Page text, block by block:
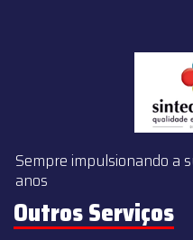
Sempre impulsionando a
anos
Outros Serviços